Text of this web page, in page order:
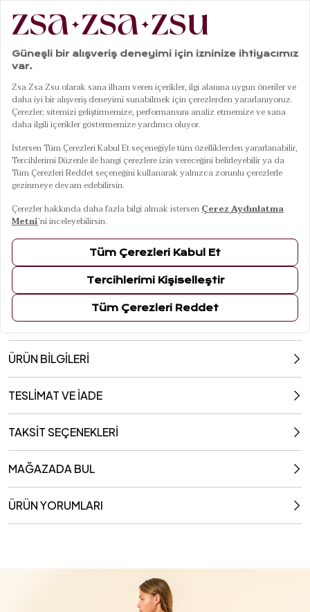
Anasayfa|Giyim| Plaj Giyim|Mayo|Daphne Mayo 23x21 Cm Kırmızı
Daphne Mayo 23x21 Cm Kırmızı
10 Ağustos Pazartesi Kargoda
Renkler KIRMIZI
Beden
ÜRÜN BİLGİLERİ
TESLİMAT VE İADE
TAKSİT SEÇENEKLERİ
MAĞAZADA BUL
ÜRÜN YORUMLARI